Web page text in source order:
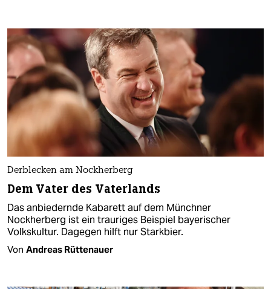
Derblecken am Nockherberg
Dem Vater des Vaterlands
Das anbiedernde Kabarett auf dem Münchner
Nockherberg ist ein trauriges Beispiel bayerischer
Volkskultur. Dagegen hilft nur Starkbier.
Von Andreas Rüttenauer